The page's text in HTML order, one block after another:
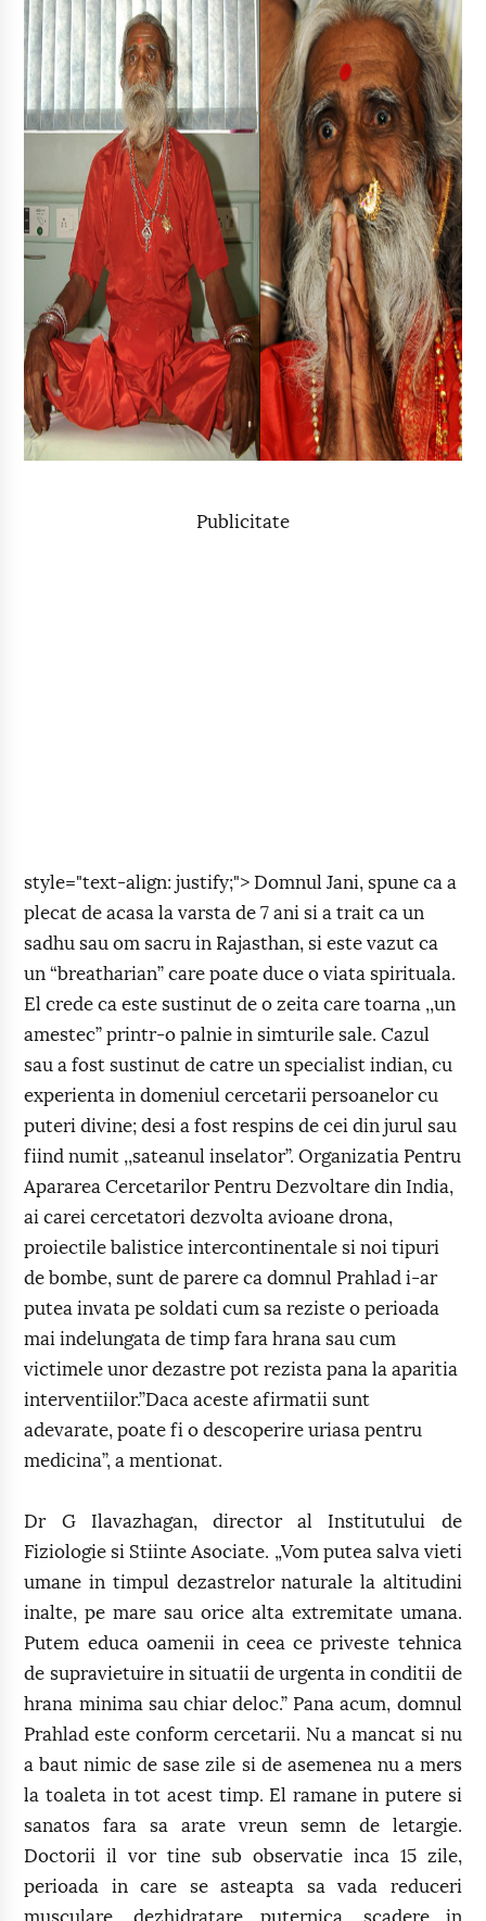
Publicitate
style="text-align: justify;"> Domnul Jani, spune ca a
plecat de acasa la varsta de 7 ani si a trait ca un
sadhu sau om sacru in Rajasthan, si este vazut ca
un “breatharian” care poate duce o viata spirituala.
El crede ca este sustinut de o zeita care toarna ,,un
amestec” printr-o palnie in simturile sale. Cazul
sau a fost sustinut de catre un specialist indian, cu
experienta in domeniul cercetarii persoanelor cu
puteri divine; desi a fost respins de cei din jurul sau
fiind numit ,,sateanul inselator”. Organizatia Pentru
Apararea Cercetarilor Pentru Dezvoltare din India,
ai carei cercetatori dezvolta avioane drona,
proiectile balistice intercontinentale si noi tipuri
de bombe, sunt de parere ca domnul Prahlad i-ar
putea invata pe soldati cum sa reziste o perioada
mai indelungata de timp fara hrana sau cum
victimele unor dezastre pot rezista pana la aparitia
interventiilor.”Daca aceste afirmatii sunt
adevarate, poate fi o descoperire uriasa pentru
medicina”, a mentionat.
Dr G Ilavazhagan, director al Institutului de
Fiziologie si Stiinte Asociate. „Vom putea salva vieti
umane in timpul dezastrelor naturale la altitudini
inalte, pe mare sau orice alta extremitate umana.
Putem educa oamenii in ceea ce priveste tehnica
de supravietuire in situatii de urgenta in conditii de
hrana minima sau chiar deloc.” Pana acum, domnul
Prahlad este conform cercetarii. Nu a mancat si nu
a baut nimic de sase zile si de asemenea nu a mers
la toaleta in tot acest timp. El ramane in putere si
sanatos fara sa arate vreun semn de letargie.
Doctorii il vor tine sub observatie inca 15 zile,
perioada in care se asteapta sa vada reduceri
musculare, dezhidratare puternica, scadere in